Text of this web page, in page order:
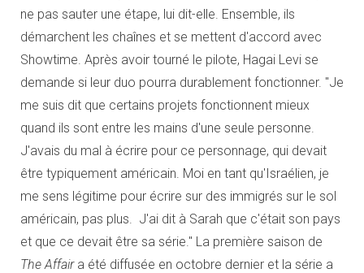
ne pas sauter une étape, lui dit-elle. Ensemble, ils
démarchent les chaînes et se mettent d'accord avec
Showtime. Après avoir tourné le pilote, Hagai Levi se
demande si leur duo pourra durablement fonctionner. "Je
me suis dit que certains projets fonctionnent mieux
quand ils sont entre les mains d'une seule personne.
J'avais du mal à écrire pour ce personnage, qui devait
être typiquement américain. Moi en tant qu'Israélien, je
me sens légitime pour écrire sur des immigrés sur le sol
américain, pas plus. J'ai dit à Sarah que c'était son pays
et que ce devait être sa série." La première saison de
The Affaira été diffusée en octobre dernier et la série a